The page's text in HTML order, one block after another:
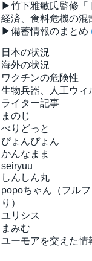
▶竹下雅敏氏監修「
経済、食料危機の混
▶備蓄情報のまとめ
日本の状況
海外の状況
ワクチンの危険性
生物兵器、人工ウィ
ライター記事
まのじ
ぺりどっと
ぴょんぴょん
かんなまま
seiryuu
しんしん丸
popoちゃん（フル
り）
ユリシス
まみむ
ユーモアを交えた情